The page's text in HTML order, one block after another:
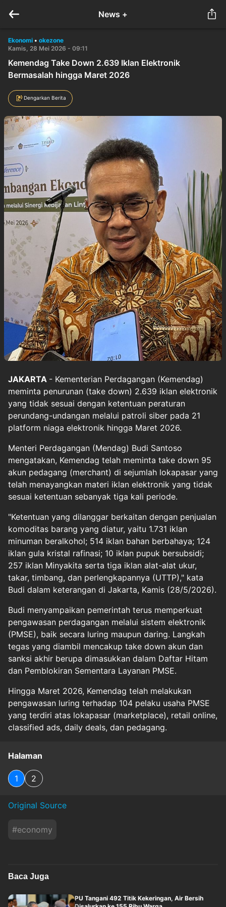
News +
Ekonomi • okezone
Kamis, 28 Mei 2026 - 09:11
Kemendag Take Down 2.639 Iklan Elektronik
Bermasalah hingga Maret 2026
Dengarkan Berita
JAKARTA - Kementerian Perdagangan (Kemendag)
meminta penurunan (take down) 2.639 iklan elektronik
yang tidak sesuai dengan ketentuan peraturan
perundang-undangan melalui patroli siber pada 21
platform niaga elektronik hingga Maret 2026.
Menteri Perdagangan (Mendag) Budi Santoso
mengatakan, Kemendag telah meminta take down 95
akun pedagang (merchant) di sejumlah lokapasar yang
telah menayangkan materi iklan elektronik yang tidak
sesuai ketentuan sebanyak tiga kali periode.
"Ketentuan yang dilanggar berkaitan dengan penjualan
komoditas barang yang diatur, yaitu 1.731 iklan
minuman beralkohol; 514 iklan bahan berbahaya; 124
iklan gula kristal rafinasi; 10 iklan pupuk bersubsidi;
257 iklan Minyakita serta tiga iklan alat-alat ukur,
takar, timbang, dan perlengkapannya (UTTP)," kata
Budi dalam keterangan di Jakarta, Kamis (28/5/2026).
Budi menyampaikan pemerintah terus memperkuat
pengawasan perdagangan melalui sistem elektronik
(PMSE), baik secara luring maupun daring. Langkah
tegas yang diambil mencakup take down akun dan
sanksi akhir berupa dimasukkan dalam Daftar Hitam
dan Pemblokiran Sementara Layanan PMSE.
Hingga Maret 2026, Kemendag telah melakukan
pengawasan luring terhadap 104 pelaku usaha PMSE
yang terdiri atas lokapasar (marketplace), retail online,
classified ads, daily deals, dan pedagang.
Halaman
1 2
Original Source
#economy
Baca Juga
PU Tangani 492 Titik Kekeringan, Air Bersih